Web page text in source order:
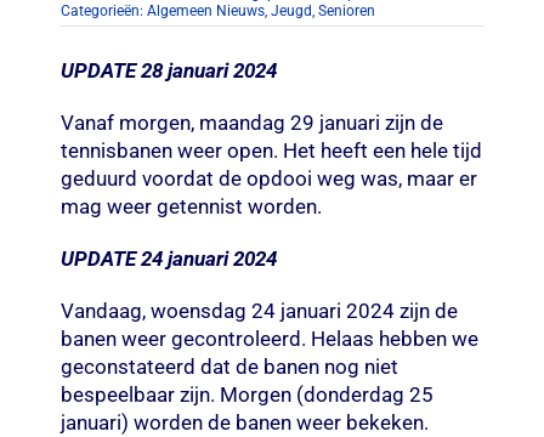
Categorieën: Algemeen Nieuws, Jeugd, Senioren
UPDATE 28 januari 2024
Vanaf morgen, maandag 29 januari zijn de
tennisbanen weer open. Het heeft een hele tijd
geduurd voordat de opdooi weg was, maar er
mag weer getennist worden.
UPDATE 24 januari 2024
Vandaag, woensdag 24 januari 2024 zijn de
banen weer gecontroleerd. Helaas hebben we
geconstateerd dat de banen nog niet
bespeelbaar zijn. Morgen (donderdag 25
januari) worden de banen weer bekeken.